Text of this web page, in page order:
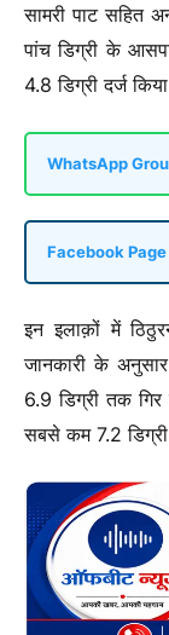
सामरी पाट सहित
पांच डिग्री के
4.8 डिग्री दर्ज
WhatsApp
Facebook Page
इन इलाक़ों में
जानकारी के
6.9 डिग्री तक
सबसे कम 7.2 डिग्री